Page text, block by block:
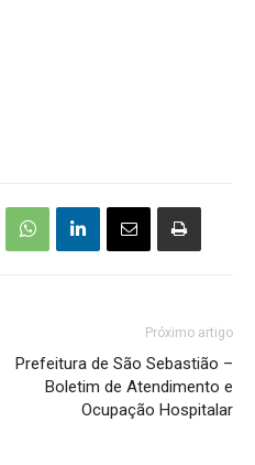
Próximo artigo
Prefeitura de São Sebastião –
Boletim de Atendimento e
Ocupação Hospitalar